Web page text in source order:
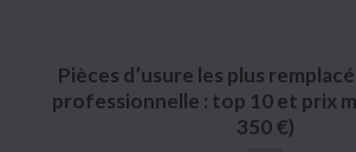
Pièces d’usure les plus
professionnelle : top 10 et prix
350 €)